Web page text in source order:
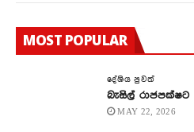
MOST POPULAR
දේශිය පුවත්
බැසිල් රාජපක්ෂට
MAY 22, 2026